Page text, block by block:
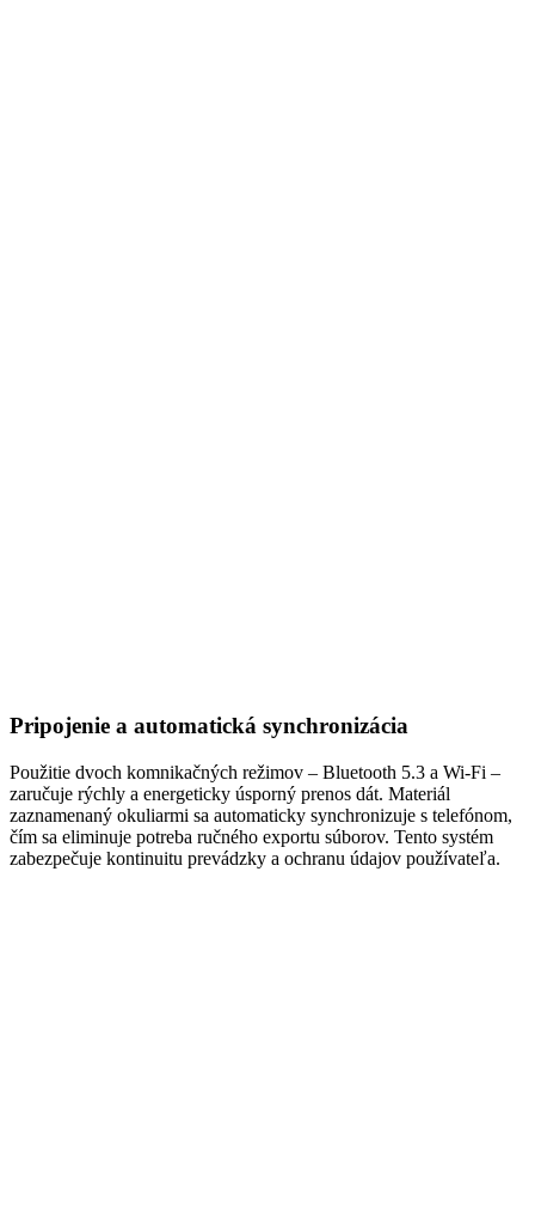
Pripojenie a automatická synchronizácia
Použitie dvoch komnikačných režimov – Bluetooth 5.3 a Wi-Fi –
zaručuje rýchly a energeticky úsporný prenos dát. Materiál
zaznamenaný okuliarmi sa automaticky synchronizuje s telefónom,
čím sa eliminuje potreba ručného exportu súborov. Tento systém
zabezpečuje kontinuitu prevádzky a ochranu údajov používateľa.